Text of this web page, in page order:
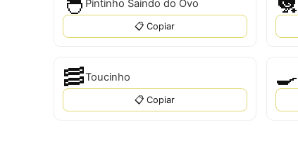
Pintinho Saindo do Ovo
📋 Copiar
🥓Toucinho
📋 Copiar
🍳